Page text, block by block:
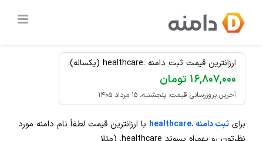
content
ثبت دامنه ارزان
ارزانترین قیمت ثبت دامنه .healthcare (یکساله):
۱۶,۸۰۷,۰۰۰ تومان
آخرین بروزرسانی قیمت: پنجشنبه، ۱۵ مرداد ۱۴۰۵
برای ثبت دامنه .healthcare
با ارزانترین قیمت لطفاً نام دامنه مورد